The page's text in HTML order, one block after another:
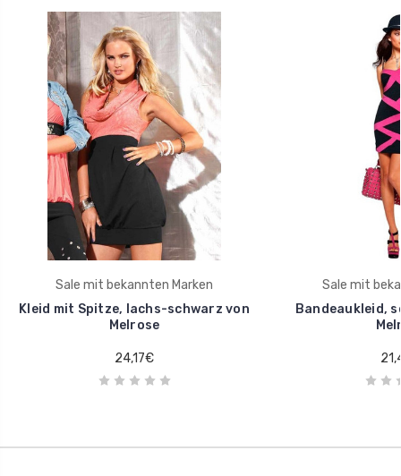
Sale mit bekannten Marken
Kleid mit Spitze, lachs-schwarz von
Melrose
24,17€
Sale mit
Bandeaukleid,